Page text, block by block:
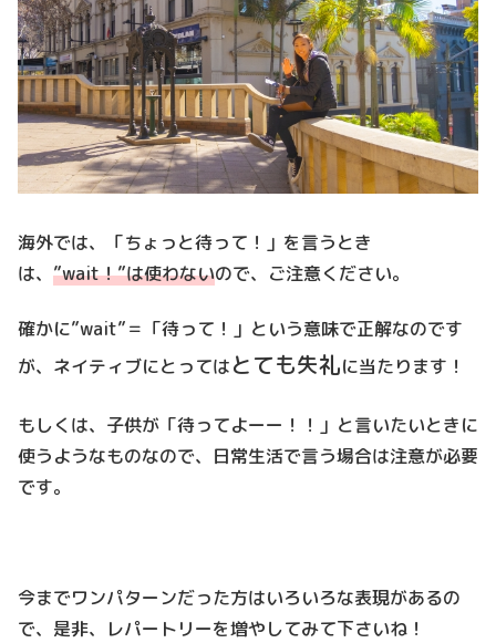
海外では、「ちょっと待って！」を言うとき
は、 ”wait！”は使わないので、ご注意ください。
確かに”wait”＝「待って！」という意味で正解なのです
が、ネイティブにとってはとても失礼に当たります！
もしくは、子供が「待ってよーー！！」と言いたいときに
使うようなものなので、日常生活で言う場合は注意が必要
です。
今までワンパターンだった方はいろいろな表現があるの
で、是非、レパートリーを増やしてみて下さいね！